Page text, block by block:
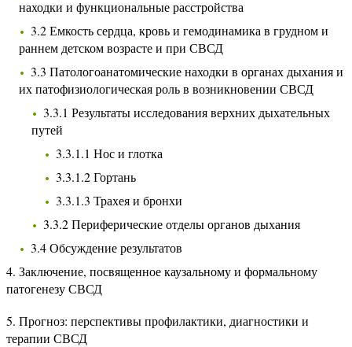
находки и функциональные расстройства
3.2 Емкость сердца, кровь и гемодинамика в грудном и
раннем детском возрасте и при СВСД
3.3 Патологоанатомические находки в органах дыхания и
их патофизиологическая роль в возникновении СВСД
3.3.1 Результаты исследования верхних дыхательных
путей
3.3.1.1 Нос и глотка
3.3.1.2 Гортань
3.3.1.3 Трахея и бронхи
3.3.2 Периферические отделы органов дыхания
3.4 Обсуждение результатов
4. Заключение, посвященное каузальному и формальному
патогенезу СВСД
5. Прогноз: перспективы профилактики, диагностики и
терапии СВСД